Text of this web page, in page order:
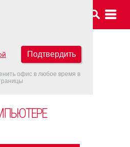
Подтвердить
офис в любое время в